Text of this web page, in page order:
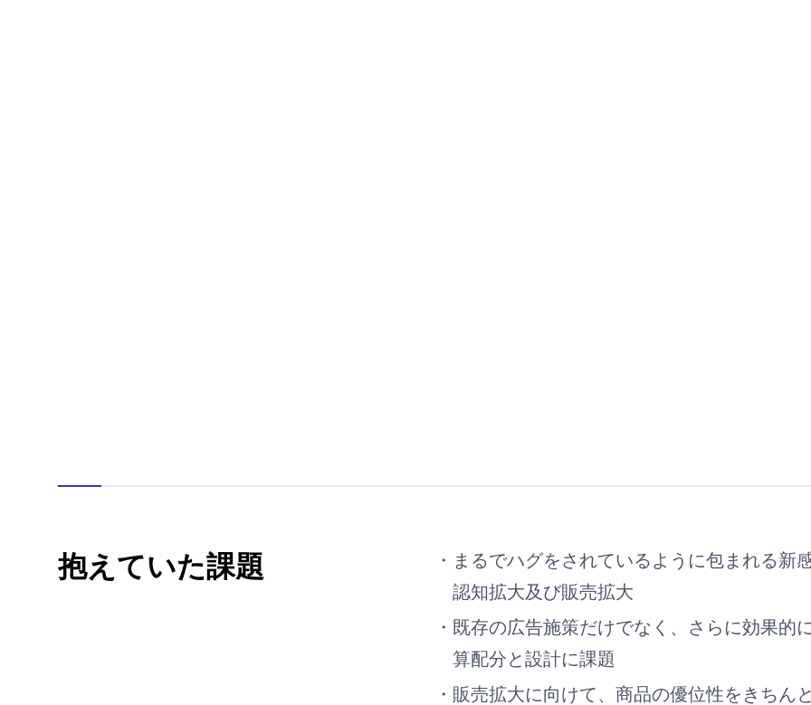
抱えていた課題
まるでハグをされているように包まれる新
認知拡大及び販売拡大
既存の広告施策だけでなく、さらに効果的
算配分と設計に課題
販売拡大に向けて、商品の優位性をきちん